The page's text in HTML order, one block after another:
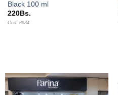
Black 100 ml
220Bs.
Cod. 8634